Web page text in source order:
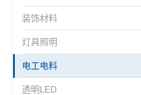
装饰材料
灯具照明
电工电料
透明LED